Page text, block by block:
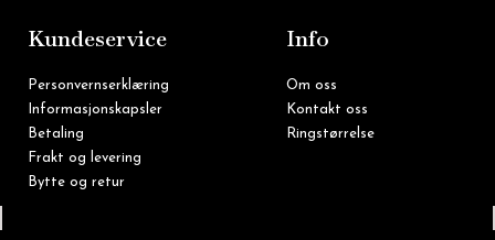
Kundeservice
Personvernserklæring
Informasjonskapsler
Betaling
Frakt og levering
Bytte og retur
Info
Om oss
Kontakt oss
Ringstørrelse